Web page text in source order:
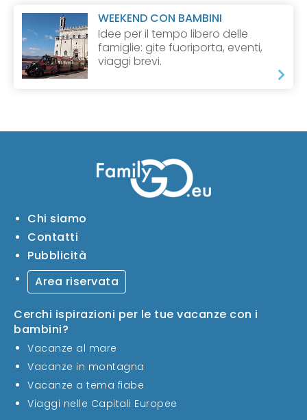
WEEKEND CON BAMBINI
Idee per il tempo libero delle
famiglie: gite fuoriporta, eventi,
viaggi brevi.
Chi siamo
Contatti
Pubblicità
Area riservata
Cerchi ispirazioni per le tue vacanze con i
bambini?
Vacanze al mare
Vacanze in montagna
Vacanze a tema fiabe
Viaggi nelle Capitali Europee